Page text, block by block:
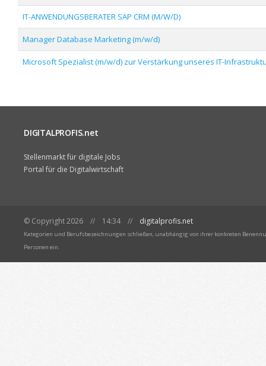
IT-ANWENDUNGSBERATER SAP CRM (M/W/D)
Manager Database Marketing (m/w/d)
Microsoft Spezialist (m/w/d) zur Verstärkung unseres IT-
DIGITALPROFIS.net
Stellenmarkt für digitale Jobs
Portal für die Digitalwirtschaft
© Copyright 2026 // 14:34 // digitalprofis.net
Kategorien und Berufsbezeichnungen schließen, unabhängig von ihrer konkreten
Personen ein.